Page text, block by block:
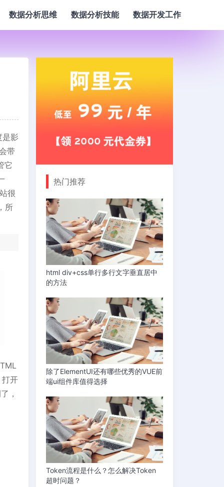
数据分析思维 数据分析技能 数据开发工作
是影
带
它
很
所
开
，
热门推荐
html div+css单行多行文字垂直居中
的方法
除了ElementUI还有哪些优秀的VUE前
端ui组件库值得选择
Token流程是什么？怎么解决Token
超时问题？